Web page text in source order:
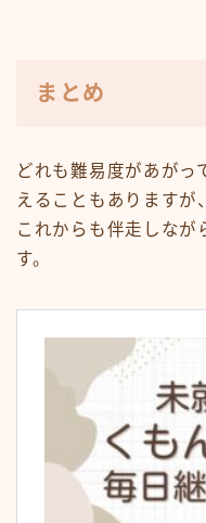
まとめ
どれも難易度があがっ
えることもありますが、
これからも伴走しなが
す。